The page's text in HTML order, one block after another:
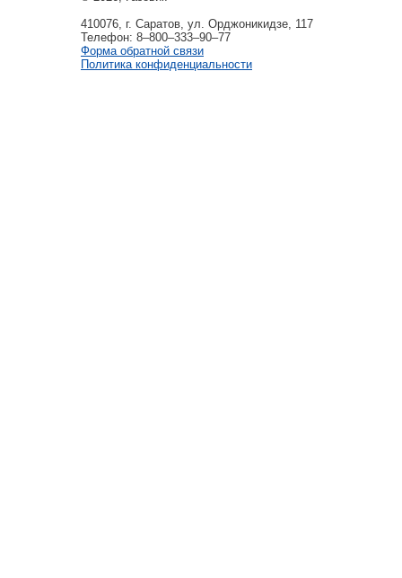
410076, г. Саратов, ул. Орджоникидзе, 117
Телефон: 8–800–333–90–77
Форма обратной связи
Политика конфиденциальности